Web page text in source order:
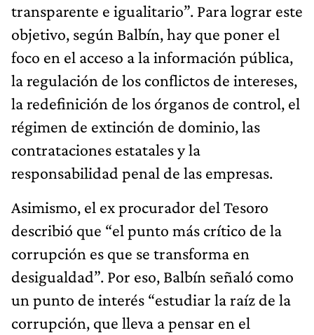
transparente e igualitario”. Para lograr este
objetivo, según Balbín, hay que poner el
foco en el acceso a la información pública,
la regulación de los conflictos de intereses,
la redefinición de los órganos de control, el
régimen de extinción de dominio, las
contrataciones estatales y la
responsabilidad penal de las empresas.
Asimismo, el ex procurador del Tesoro
describió que “el punto más crítico de la
corrupción es que se transforma en
desigualdad”. Por eso, Balbín señaló como
un punto de interés “estudiar la raíz de la
corrupción, que lleva a pensar en el